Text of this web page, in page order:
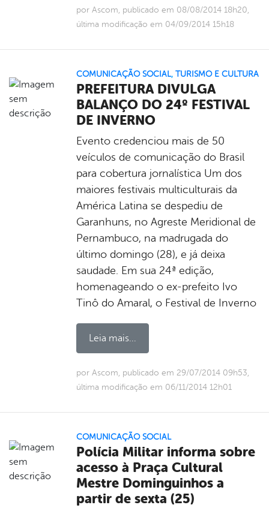
por Ascom, publicado em 08/08/2014 18h20,
última modificação em 04/09/2014 15h18
COMUNICAÇÃO SOCIAL, TURISMO E CULTURA
PREFEITURA DIVULGA
BALANÇO DO 24º FESTIVAL
DE INVERNO
Evento credenciou mais de 50
veículos de comunicação do Brasil
para cobertura jornalística Um dos
maiores festivais multiculturais da
América Latina se despediu de
Garanhuns, no Agreste Meridional de
Pernambuco, na madrugada do
último domingo (28), e já deixa
saudade. Em sua 24ª edição,
homenageando o ex-prefeito Ivo
Tinô do Amaral, o Festival de Inverno
Leia mais...
por Ascom, publicado em 29/07/2014 09h53,
última modificação em 06/11/2014 12h01
COMUNICAÇÃO SOCIAL
Polícia Militar informa sobre
acesso à Praça Cultural
Mestre Dominguinhos a
partir de sexta (25)